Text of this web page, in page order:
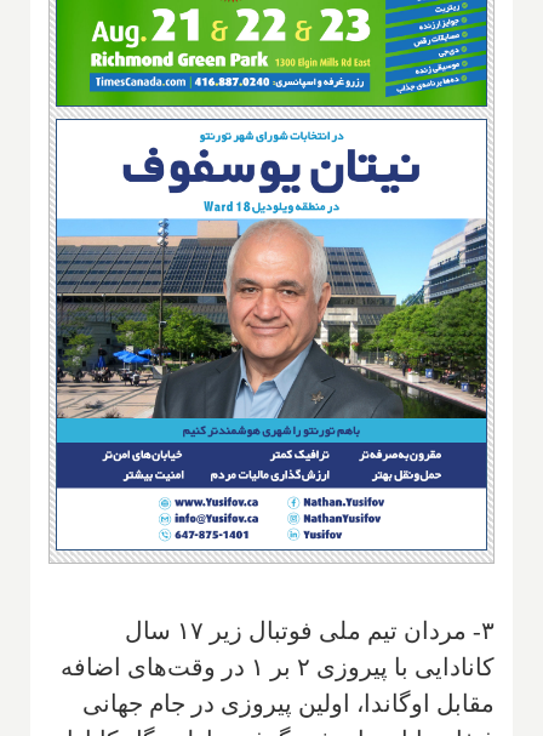
۳- مردان تیم ملی فوتبال زیر ۱۷ سال
کانادایی با پیروزی ۲ بر ۱ در وقت‌های اضافه
مقابل اوگاندا، اولین پیروزی در جام جهانی